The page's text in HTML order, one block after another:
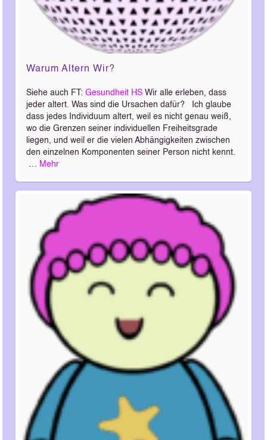
Warum Altern Wir?
Siehe auch FT:Gesundheit HS Wir alle erleben, dass
jeder altert. Was sind die Ursachen dafür? Ich glaube
dass jedes Individuum altert, weil es nicht genau weiß,
wo die Grenzen seiner individuellen Freiheitsgrade
liegen, und weil er die vielen Abhängigkeiten zwischen
den einzelnen Komponenten seiner Person nicht kennt.
… Mehr